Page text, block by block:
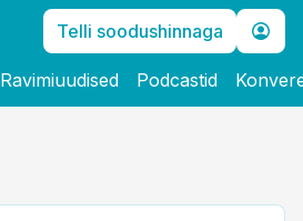
Telli soodushinnaga
Ravimiuudised Podcastid